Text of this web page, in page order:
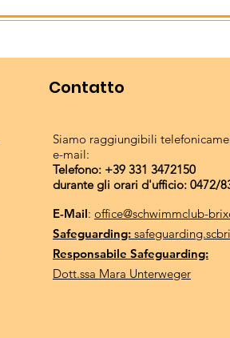
giovanissimi a Brunico
Contatto
Siamo raggiungibili
e-mail:
Telefono: +39 331 3472150
durante gli orari d'ufficio: 0472/
E-Mail: office@schwimmclub-
Safeguarding:
Responsabile Safeguarding:
Dott.ssa Mara Unterweger